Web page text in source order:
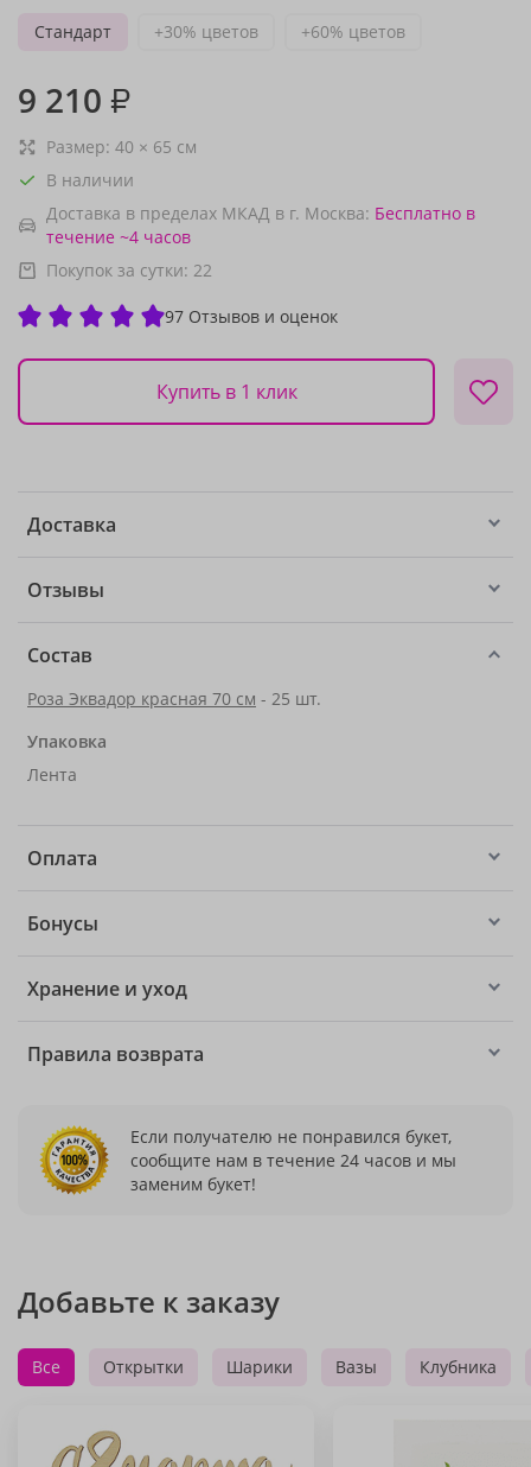
Стандарт
+30% цветов +60% цветов
9 210 ₽
Размер: 40 × 65 см
В наличии
Доставка в пределах МКАД в г. Москва: Бесплатно в
течение ~4 часов
Покупок за сутки: 22
97 Отзывов и оценок
Купить в 1 клик
Доставка
Отзывы
Состав
Роза Эквадор красная 70 см - 25 шт.
Упаковка
Лента
Оплата
Бонусы
Хранение и уход
Правила возврата
Если получателю не понравился букет,
сообщите нам в течение 24 часов и мы
заменим букет!
Добавьте к заказу
Все Открытки Шарики Вазы Клубника